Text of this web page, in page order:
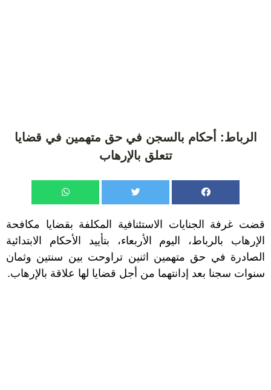
الرباط: أحكام بالسجن في حق متهمين في قضايا
تتعلق بالإرهاب
قضت غرفة الجنايات الاستئنافية المكلفة بقضايا مكافحة
الإرهاب بالرباط، اليوم الأربعاء، بتأييد الأحكام الابتدائية
الصادرة في حق متهمين اثنين تراوحت بين سنتين وثمان
سنوات سجنا بعد إدانتهما من أجل قضايا لها علاقة بالإرهاب.